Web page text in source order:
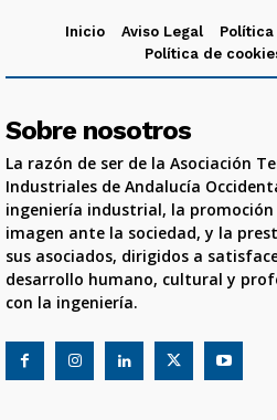
Inicio Aviso Legal
Política de
Sobre nosotros
La razón de ser de la Asociación
Industriales de Andalucía
ingeniería industrial, la
imagen ante la sociedad, y la
sus asociados, dirigidos a
desarrollo humano, cultural y
con la ingeniería.